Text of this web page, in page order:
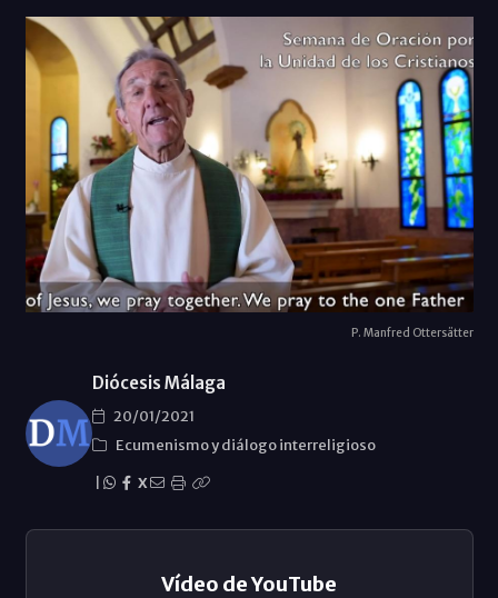
P. Manfred Ottersätter
Diócesis Málaga
20/01/2021
Ecumenismo y diálogo interreligioso
X
Vídeo de YouTube